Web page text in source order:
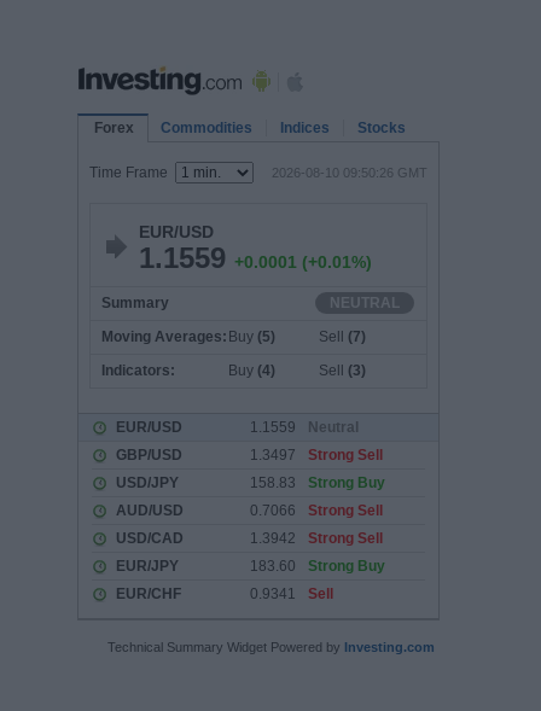
Technical Summary Widget Powered by Investing.com